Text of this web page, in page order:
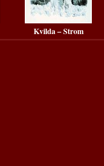
Kvilda – Strom